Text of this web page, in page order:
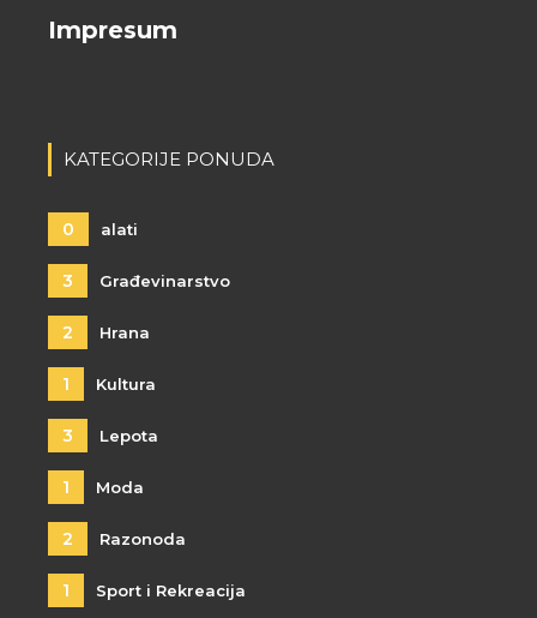
Impresum
KATEGORIJE PONUDA
0 alati
3 Građevinarstvo
2 Hrana
1 Kultura
3 Lepota
1 Moda
2 Razonoda
1 Sport i Rekreacija